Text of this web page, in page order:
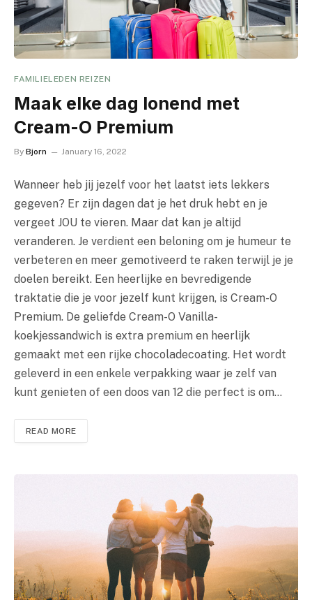
FAMILIELEDEN REIZEN
Maak elke dag lonend met
Cream-O Premium
By Bjorn January 16, 2022
Wanneer heb jij jezelf voor het laatst iets lekkers
gegeven? Er zijn dagen dat je het druk hebt en je
vergeet JOU te vieren. Maar dat kan je altijd
veranderen. Je verdient een beloning om je humeur te
verbeteren en meer gemotiveerd te raken terwijl je je
doelen bereikt. Een heerlijke en bevredigende
traktatie die je voor jezelf kunt krijgen, is Cream-O
Premium. De geliefde Cream-O Vanilla-
koekjessandwich is extra premium en heerlijk
gemaakt met een rijke chocoladecoating. Het wordt
geleverd in een enkele verpakking waar je zelf van
kunt genieten of een doos van 12 die perfect is om…
READ MORE